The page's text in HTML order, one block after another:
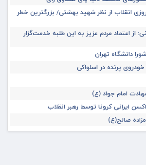
انقلاب از نظر شهید بهشتی/ بزرگترین خطر
از اعتماد مردم عزیز به این طلبه خدمت‌گزار
دانشگاه تهران
پرنده در اسلواکی
امام جواد (ع)
ایرانی کرونا توسط رهبر انقلاب
صالح(ع)